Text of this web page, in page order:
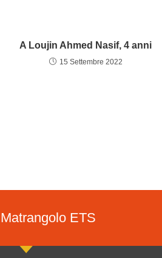
A Loujin Ahmed Nasif, 4 anni
15 Settembre 2022
ETS